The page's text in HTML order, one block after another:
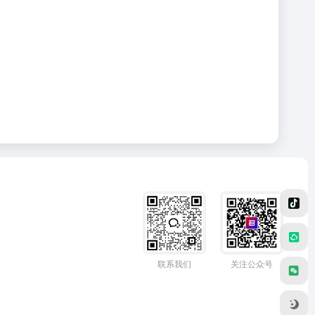
联系我们 关注公众号